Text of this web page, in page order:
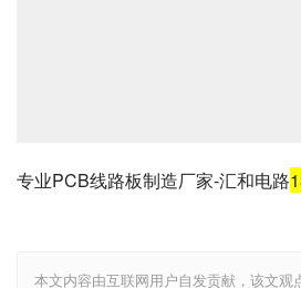
专业PCB线路板制造厂家-汇和电路
本文内容由互联网用户自发贡献，该文观